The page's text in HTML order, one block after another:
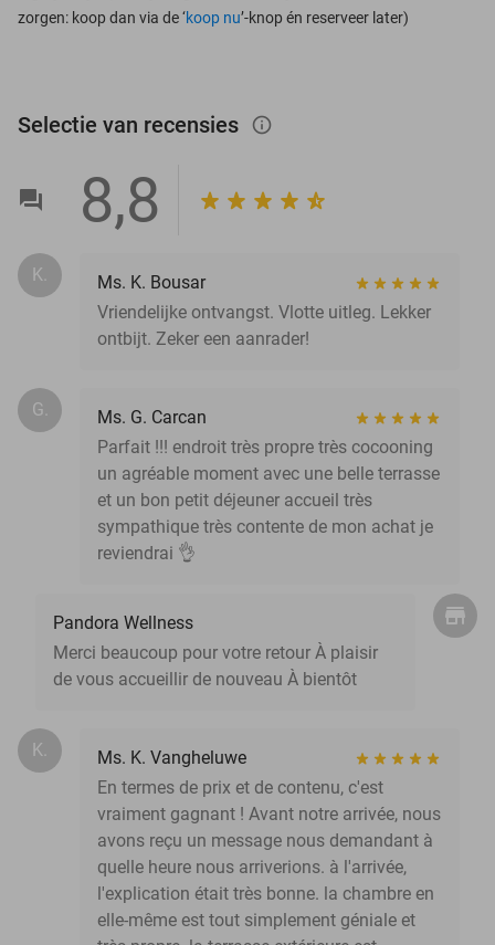
zorgen: koop dan via de ‘koop nu’-knop én reserveer later)
Selectie van recensies info_outlined
8,8
K.
Ms. K. Bousar
Vriendelijke ontvangst. Vlotte uitleg. Lekker
ontbijt. Zeker een aanrader!
G.
Ms. G. Carcan
Parfait !!! endroit très propre très cocooning
un agréable moment avec une belle terrasse
et un bon petit déjeuner accueil très
sympathique très contente de mon achat je
reviendrai 👌
Pandora Wellness
Merci beaucoup pour votre retour À plaisir
de vous accueillir de nouveau À bientôt
K.
Ms. K. Vangheluwe
En termes de prix et de contenu, c'est
vraiment gagnant ! Avant notre arrivée, nous
avons reçu un message nous demandant à
quelle heure nous arriverions. à l'arrivée,
l'explication était très bonne. la chambre en
elle-même est tout simplement géniale et